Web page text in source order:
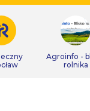
Agroinfo -
rolnika